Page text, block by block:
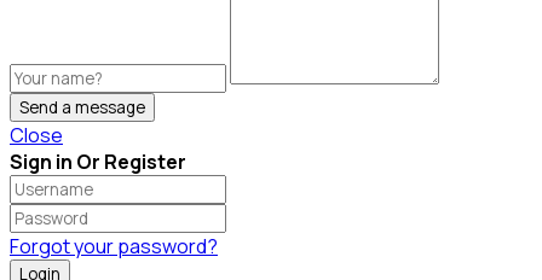
Send a message
Close
Sign in Or Register
Forgot your password?